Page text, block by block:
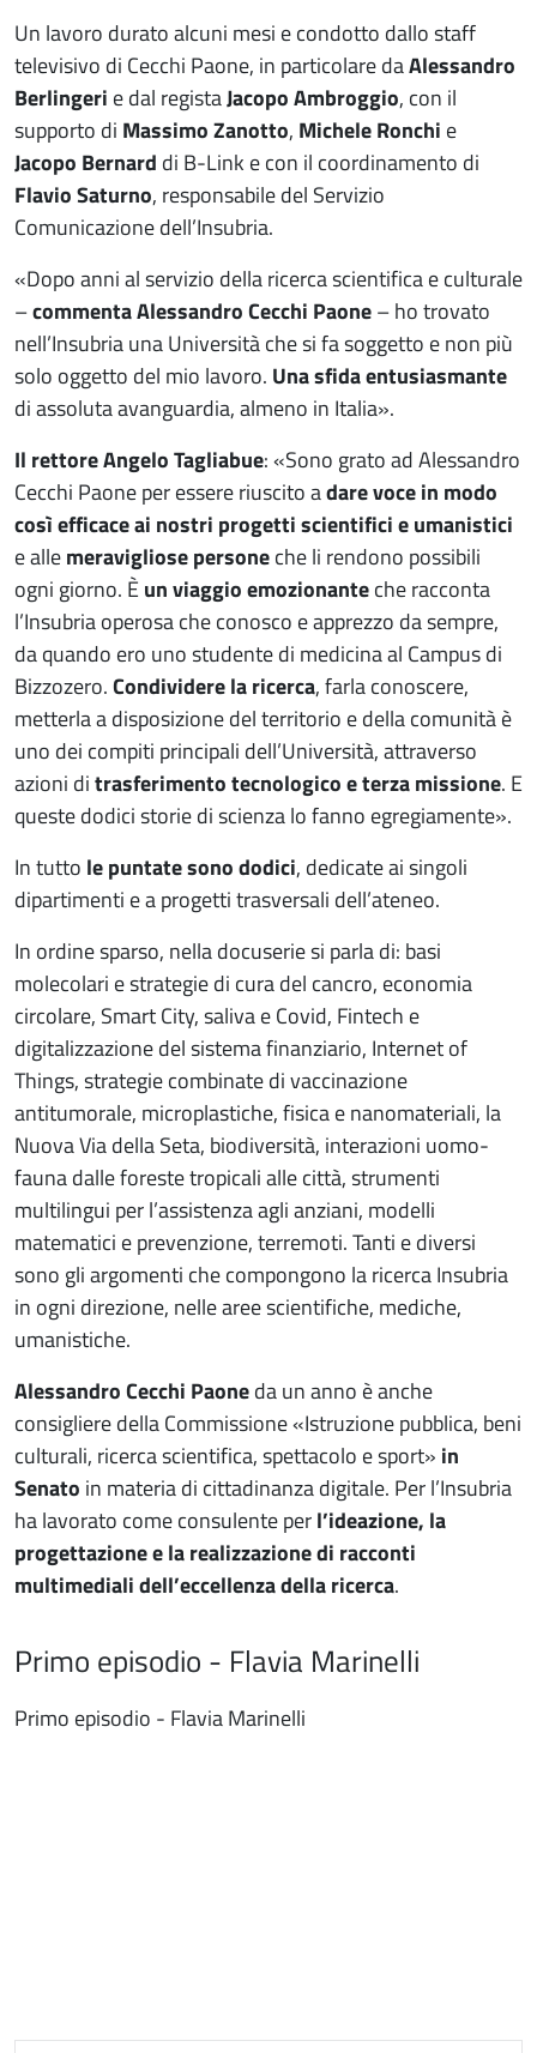
Un lavoro durato alcuni mesi e condotto dallo staff
televisivo di Cecchi Paone, in particolare daAlessandro
Berlingeri e dal registaJacopo Ambroggio, con il
supporto di Massimo Zanotto, Michele Ronchi e
Jacopo Bernard di B-Link e con il coordinamento di
Flavio Saturno, responsabile del Servizio
Comunicazione dell’Insubria.
«Dopo anni al servizio della ricerca scientifica e culturale
–commenta Alessandro Cecchi Paone– ho trovato
nell’Insubria una Università che si fa soggetto e non più
solo oggetto del mio lavoro. Una sfida entusiasmante
di assoluta avanguardia, almeno in Italia».
Il rettore Angelo Tagliabue: «Sono grato ad Alessandro
Cecchi Paone per essere riuscito adare voce in modo
così efficace ai nostri progetti scientifici e umanistici
e allemeravigliose personeche li rendono possibili
ogni giorno. Èun viaggio emozionanteche racconta
l’Insubria operosa che conosco e apprezzo da sempre,
da quando ero uno studente di medicina al Campus di
Bizzozero.Condividere la ricerca, farla conoscere,
metterla a disposizione del territorio e della comunità è
uno dei compiti principali dell’Università, attraverso
azioni ditrasferimento tecnologico e terza missione. E
queste dodici storie di scienza lo fanno egregiamente».
In tutto le puntate sono dodici, dedicate ai singoli
dipartimenti e a progetti trasversali dell’ateneo.
In ordine sparso, nella docuserie si parla di: basi
molecolari e strategie di cura del cancro, economia
circolare, Smart City, saliva e Covid, Fintech e
digitalizzazione del sistema finanziario, Internet of
Things, strategie combinate di vaccinazione
antitumorale, microplastiche, fisica e nanomateriali, la
Nuova Via della Seta, biodiversità, interazioni uomo-
fauna dalle foreste tropicali alle città, strumenti
multilingui per l’assistenza agli anziani, modelli
matematici e prevenzione, terremoti. Tanti e diversi
sono gli argomenti che compongono la ricerca Insubria
in ogni direzione, nelle aree scientifiche, mediche,
umanistiche.
Alessandro Cecchi Paoneda un anno è anche
consigliere della Commissione «Istruzione pubblica, beni
culturali, ricerca scientifica, spettacolo e sport» in
Senato in materia di cittadinanza digitale. Per l’Insubria
ha lavorato come consulente perl’ideazione, la
progettazione e la realizzazione di racconti
multimediali dell’eccellenza della ricerca.
Primo episodio - Flavia Marinelli
Primo episodio - Flavia Marinelli